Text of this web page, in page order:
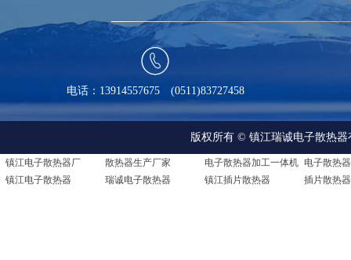

电话：13914557675 (0511)83727458
版权所有 © 镇江瑞诚电子散热器
镇江电子散热器厂 散热器生产厂家
电子散热器加工一体机
镇江电子散热器
瑞诚电子散热器 镇江插片散热器 插片散热